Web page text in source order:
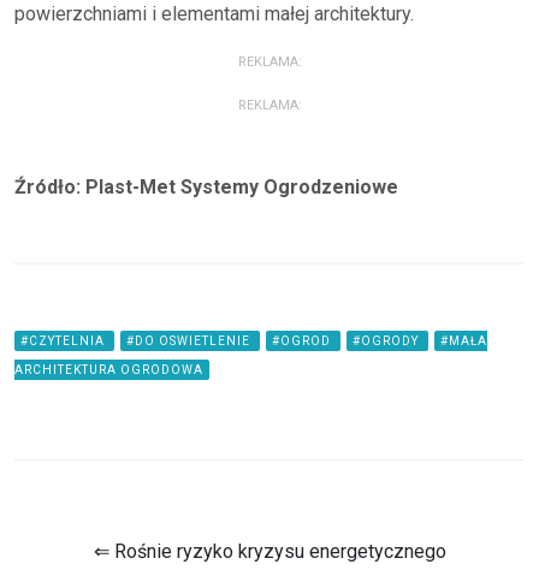
powierzchniami i elementami małej architektury.
REKLAMA:
REKLAMA:
Źródło: Plast-Met Systemy Ogrodzeniowe
#CZYTELNIA #DO OSWIETLENIE #OGROD #OGRODY #MAŁA
ARCHITEKTURA OGRODOWA
⇐ Rośnie ryzyko kryzysu energetycznego